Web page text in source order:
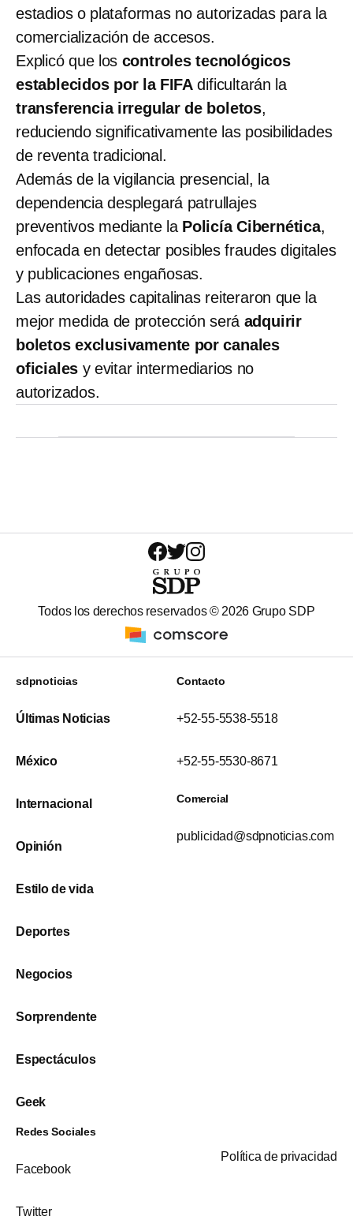
estadios o plataformas no autorizadas para la
comercialización de accesos.
Explicó que los controles tecnológicos
establecidos por la FIFA dificultarán la
transferencia irregular de boletos,
reduciendo significativamente las posibilidades
de reventa tradicional.
Además de la vigilancia presencial, la
dependencia desplegará patrullajes
preventivos mediante la Policía Cibernética,
enfocada en detectar posibles fraudes digitales
y publicaciones engañosas.
Las autoridades capitalinas reiteraron que la
mejor medida de protección será adquirir
boletos exclusivamente por canales
oficiales y evitar intermediarios no
autorizados.
Todos los derechos reservados © 2026 Grupo SDP
sdpnoticias
Últimas Noticias
México
Internacional
Opinión
Estilo de vida
Deportes
Negocios
Sorprendente
Espectáculos
Geek
Contacto
+52-55-5538-5518
+52-55-5530-8671
Comercial
publicidad@sdpnoticias.com
Redes Sociales
Facebook
Twitter
Política de privacidad